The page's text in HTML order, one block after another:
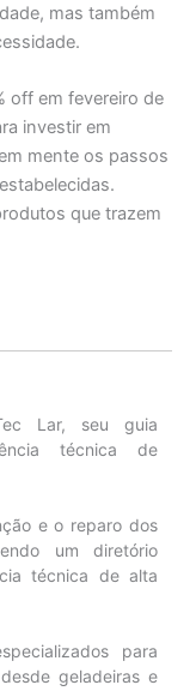
mas também
off em fevereiro de
investir em
mente os passos
que trazem
Lar, seu guia
técnica de
e o reparo dos
um diretório
técnica de alta
para
geladeiras e